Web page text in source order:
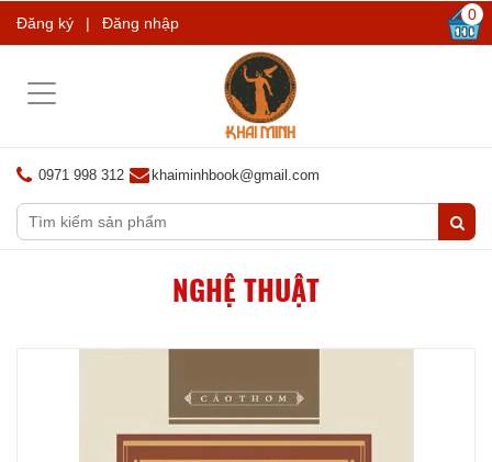
Đăng ký | Đăng nhập 0
Toggle
0971 998 312 khaiminhbook@gmail.com
NGHỆ THUẬT